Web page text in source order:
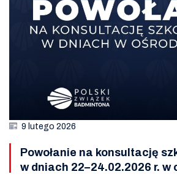
9 lutego 2026
Powołanie na konsultację
w dniach 22–24.02.2026 r. w